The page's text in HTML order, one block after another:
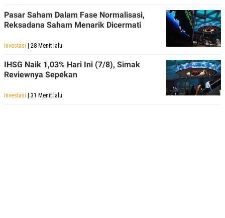
Pasar Saham Dalam Fase Normalisasi,
Reksadana Saham Menarik Dicermati
Investasi | 28 Menit lalu
IHSG Naik 1,03% Hari Ini (7/8), Simak
Reviewnya Sepekan
Investasi | 31 Menit lalu